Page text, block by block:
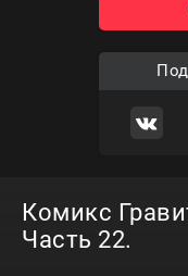
Комикс
Часть 22.